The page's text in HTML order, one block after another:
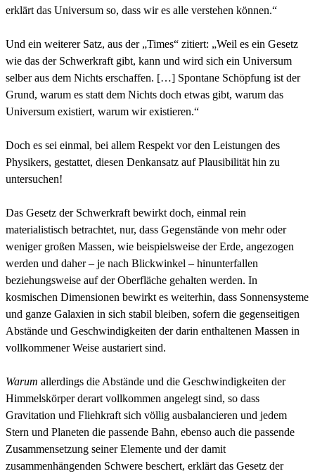
erklärt das Universum so, dass wir es alle verstehen können.“
Und ein weiterer Satz, aus der „Times“ zitiert: „Weil es ein Gesetz
wie das der Schwerkraft gibt, kann und wird sich ein Universum
selber aus dem Nichts erschaffen. […] Spontane Schöpfung ist der
Grund, warum es statt dem Nichts doch etwas gibt, warum das
Universum existiert, warum wir existieren.“
Doch es sei einmal, bei allem Respekt vor den Leistungen des
Physikers, gestattet, diesen Denkansatz auf Plausibilität hin zu
untersuchen!
Das Gesetz der Schwerkraft bewirkt doch, einmal rein
materialistisch betrachtet, nur, dass Gegenstände von mehr oder
weniger großen Massen, wie beispielsweise der Erde, angezogen
werden und daher – je nach Blickwinkel – hinunterfallen
beziehungsweise auf der Oberfläche gehalten werden. In
kosmischen Dimensionen bewirkt es weiterhin, dass Sonnensysteme
und ganze Galaxien in sich stabil bleiben, sofern die gegenseitigen
Abstände und Geschwindigkeiten der darin enthaltenen Massen in
vollkommener Weise austariert sind.
Warum allerdings die Abstände und die Geschwindigkeiten der
Himmelskörper derart vollkommen angelegt sind, so dass
Gravitation und Fliehkraft sich völlig ausbalancieren und jedem
Stern und Planeten die passende Bahn, ebenso auch die passende
Zusammensetzung seiner Elemente und der damit
zusammenhängenden Schwere beschert, erklärt das Gesetz der